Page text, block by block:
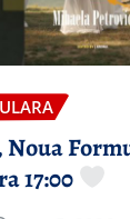
Noua
17:00